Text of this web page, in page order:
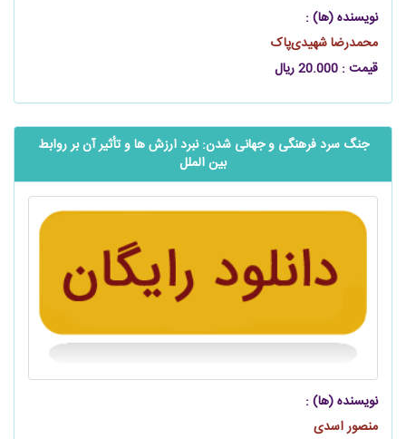
نویسنده (ها) :
محمدرضا شهیدی‌پاک
قیمت : 20.000 ریال
جنگ سرد فرهنگی و جهانی ‌شدن: نبرد ارزش ‌ها و تأثیر آن بر روابط
بین‌ الملل
نویسنده (ها) :
منصور اسدی